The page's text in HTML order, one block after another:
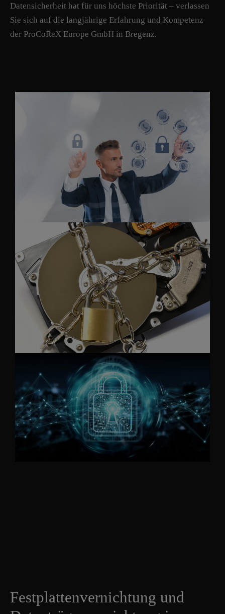
Datensicherheit hat für uns höchste Priorität – verlassen
Sie sich auf die langjährige Erfahrung und Kompetenz
der ProCoReX Europe GmbH in Bregenz.
Festplattenvernichtung und